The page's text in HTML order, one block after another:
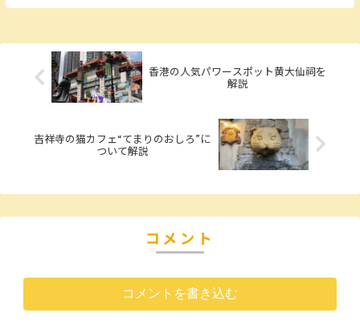
だとたまにテレビで聞くかな～という程度
香港の人気パワースポット黄大仙祠を
解説
吉祥寺の猫カフェ“てまりのおしろ”に
ついて解説
コメント
コメントを書き込む